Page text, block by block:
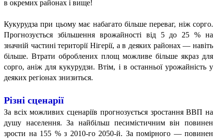
в окремих районах і вище!
Кукурудза при цьому має набагато більше переваг, ніж сорго.
Прогнозується збільшення врожайності від 5 до 25 % на
значній частині території Нігерії, а в деяких районах — навіть
більше. Втрати оброблених площ можливе більше якраз для
сорго, аніж для кукурудзи. Втім, і в останньої урожайність у
деяких регіонах знизиться.
Різні сценарії
За всіх можливих сценаріїв прогнозується зростання ВВП на
душу населення. За найбільш песимістичним він повинен
зрости на 155 % з 2010-го 2050-й. За помірного — повинен